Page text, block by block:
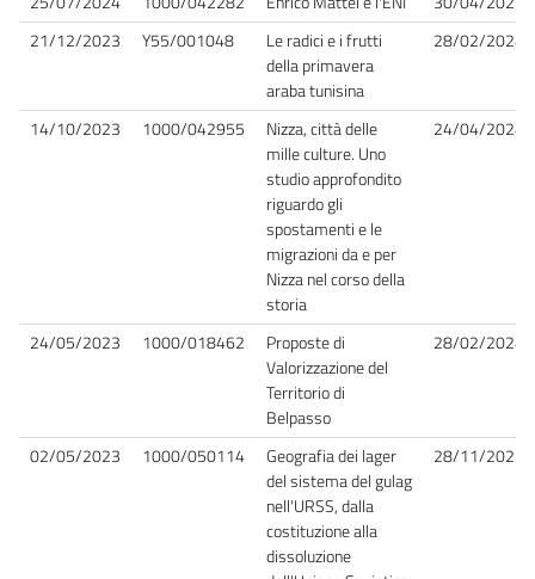
21/12/2023
Y55/001048
Le radici e i frutti
della primavera
araba tunisina
28/02/2024
14/10/2023 1000/042955
Nizza, città delle
mille culture. Uno
studio approfondito
riguardo gli
spostamenti e le
migrazioni da e per
Nizza nel corso della
storia
24/04/2024
24/05/2023 1000/018462
Proposte di
Valorizzazione del
Territorio di
Belpasso
28/02/2024
02/05/2023 1000/050114
Geografia dei lager
del sistema del gulag
nell'URSS, dalla
costituzione alla
dissoluzione
28/11/2023